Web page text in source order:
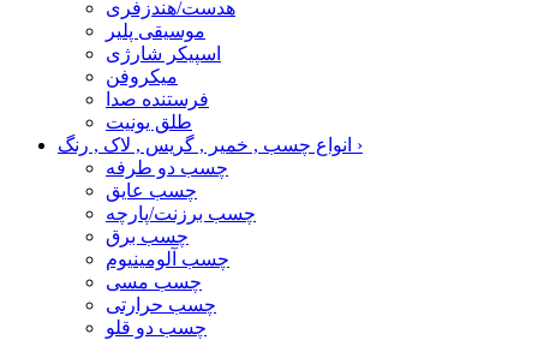
هدست/هندزفری
موسیقی پلیر
اسپیکر شارژی
میکروفن
فرستنده صدا
طلق یونیت
›
چسب دو طرفه
چسب عایق
چسب برزنت/پارچه
چسب برق
چسب آلومینیوم
چسب مسی
چسب حرارتی
چسب دو قلو